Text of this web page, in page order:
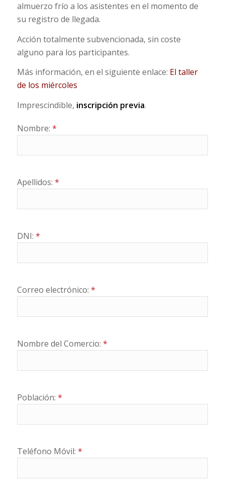
almuerzo frío a los asistentes en el momento de
su registro de llegada.
Acción totalmente subvencionada, sin coste
alguno para los participantes.
Más información, en el siguiente enlace: El taller
de los miércoles
Imprescindible, inscripción previa.
Nombre: *
Apellidos: *
DNI: *
Correo electrónico: *
Nombre del Comercio: *
Población: *
Teléfono Móvil: *